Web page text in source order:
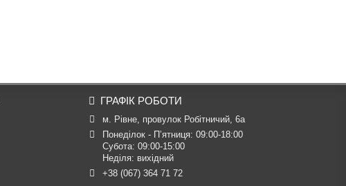
ГРАФІК РОБОТИ
м. Рівне, провулок Робітничий, 6а
Понеділок - П’ятниця: 09:00-18:00
Субота: 09:00-15:00
Неділя: вихідний
+38 (067) 364 71 72